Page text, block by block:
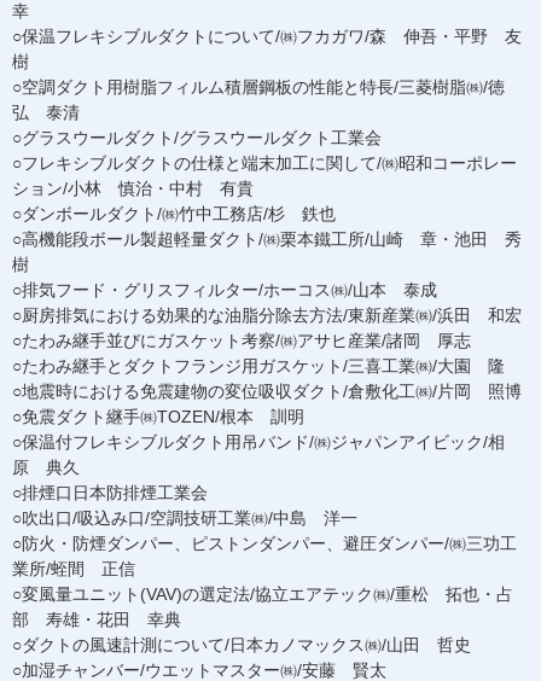
幸
○保温フレキシブルダクトについて/㈱フカガワ/森 伸吾・平野 友
樹
○空調ダクト用樹脂フィルム積層鋼板の性能と特長/三菱樹脂㈱/徳
弘 泰清
○グラスウールダクト/グラスウールダクト工業会
○フレキシブルダクトの仕様と端末加工に関して/㈱昭和コーポレー
ション/小林 慎治・中村 有貴
○ダンボールダクト/㈱竹中工務店/杉 鉄也
○高機能段ボール製超軽量ダクト/㈱栗本鐵工所/山崎 章・池田 秀
樹
○排気フード・グリスフィルター/ホーコス㈱/山本 泰成
○厨房排気における効果的な油脂分除去方法/東新産業㈱/浜田 和宏
○たわみ継手並びにガスケット考察/㈱アサヒ産業/諸岡 厚志
○たわみ継手とダクトフランジ用ガスケット/三喜工業㈱/大園 隆
○地震時における免震建物の変位吸収ダクト/倉敷化工㈱/片岡 照博
○免震ダクト継手㈱TOZEN/根本 訓明
○保温付フレキシブルダクト用吊バンド/㈱ジャパンアイビック/相
原 典久
○排煙口日本防排煙工業会
○吹出口/吸込み口/空調技研工業㈱/中島 洋一
○防火・防煙ダンパー、ピストンダンパー、避圧ダンパー/㈱三功工
業所/蛭間 正信
○変風量ユニット(VAV)の選定法/協立エアテック㈱/重松 拓也・占
部 寿雄・花田 幸典
○ダクトの風速計測について/日本カノマックス㈱/山田 哲史
○加湿チャンバー/ウエットマスター㈱/安藤 賢太